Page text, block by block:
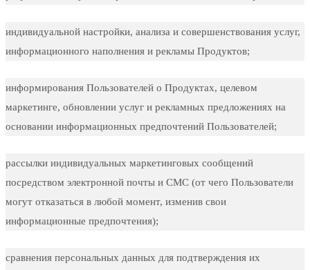
индивидуальной настройки, анализа и совершенствования услуг,
информационного наполнения и рекламы Продуктов;
информирования Пользователей о Продуктах, целевом
маркетинге, обновлении услуг и рекламных предложениях на
основании информационных предпочтений Пользователей;
рассылки индивидуальных маркетинговых сообщений
посредством электронной почты и СМС (от чего Пользователи
могут отказаться в любой момент, изменив свои
информационные предпочтения);
сравнения персональных данных для подтверждения их